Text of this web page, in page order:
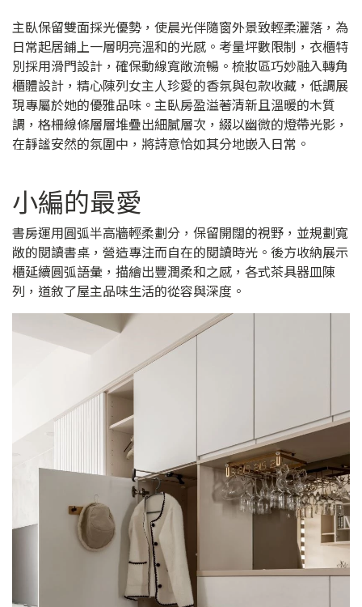
主臥保留雙面採光優勢，使晨光伴隨窗外景致輕柔灑落，為
日常起居鋪上一層明亮溫和的光感。考量坪數限制，衣櫃特
別採用滑門設計，確保動線寬敞流暢。梳妝區巧妙融入轉角
櫃體設計，精心陳列女主人珍愛的香氛與包款收藏，低調展
現專屬於她的優雅品味。主臥房盈溢著清新且溫暖的木質
調，格柵線條層層堆疊出細膩層次，綴以幽微的燈帶光影，
在靜謐安然的氛圍中，將詩意恰如其分地嵌入日常。
小編的最愛
書房運用圓弧半高牆輕柔劃分，保留開闊的視野，並規劃寬
敞的閱讀書桌，營造專注而自在的閱讀時光。後方收納展示
櫃延續圓弧語彙，描繪出豐潤柔和之感，各式茶具器皿陳
列，道敘了屋主品味生活的從容與深度。